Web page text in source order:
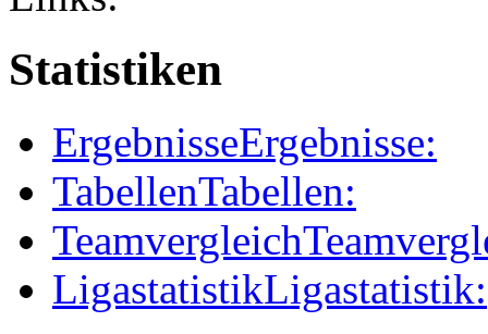
Statistiken
ErgebnisseErgebnisse:
TabellenTabellen:
Teamvergleich
LigastatistikLigastatistik: